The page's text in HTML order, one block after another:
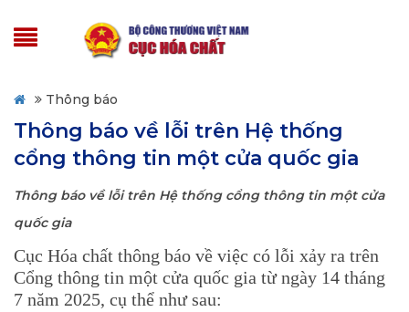
Thông báo
Thông báo về lỗi trên Hệ thống
cổng thông tin một cửa quốc gia
Thông báo về lỗi trên Hệ thống cổng thông tin một cửa
quốc gia
Cục Hóa chất thông báo về việc có lỗi xảy ra trên
Cổng thông tin một cửa quốc gia từ ngày 14 tháng
7 năm 2025, cụ thể như sau: